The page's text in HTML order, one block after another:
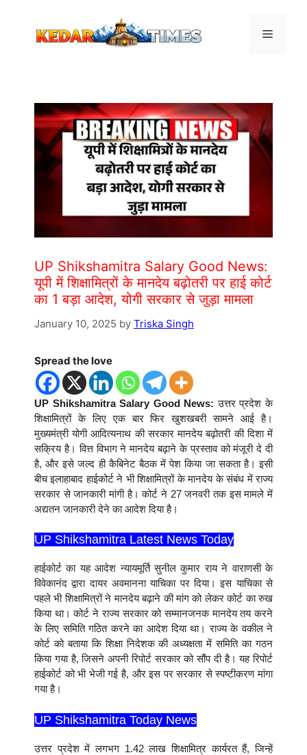
Menu
UP Shikshamitra Salary Good News:
यूपी में शिक्षामित्रों के मानदेय बढ़ोतरी पर हाई कोर्ट
का 1 बड़ा आदेश, योगी सरकार से जुड़ा मामला
January 10, 2025 by Triska Singh
Spread the love
UP Shikshamitra Salary Good News:उत्तर प्रदेश के
शिक्षामित्रों के लिए एक बार फिर खुशखबरी सामने आई है।
मुख्यमंत्री योगी आदित्यनाथ की सरकार मानदेय बढ़ोतरी की दिशा में
सक्रिय है। वित्त विभाग ने मानदेय बढ़ाने के प्रस्ताव को मंजूरी दे दी
है, और इसे जल्द ही कैबिनेट बैठक में पेश किया जा सकता है। इसी
बीच इलाहाबाद हाईकोर्ट ने भी शिक्षामित्रों के मानदेय के संबंध में राज्य
सरकार से जानकारी मांगी है। कोर्ट ने 27 जनवरी तक इस मामले में
अद्यतन जानकारी देने का आदेश दिया है।
UP Shikshamitra Latest News Today
हाईकोर्ट का यह आदेश न्यायमूर्ति सुनील कुमार राय ने वाराणसी के
विवेकानंद द्वारा दायर अवमानना याचिका पर दिया। इस याचिका से
पहले भी शिक्षामित्रों ने मानदेय बढ़ाने की मांग को लेकर कोर्ट का रुख
किया था। कोर्ट ने राज्य सरकार को सम्मानजनक मानदेय तय करने
के लिए समिति गठित करने का आदेश दिया था। राज्य के वकील ने
कोर्ट को बताया कि शिक्षा निदेशक की अध्यक्षता में समिति का गठन
किया गया है, जिसने अपनी रिपोर्ट सरकार को सौंप दी है। यह रिपोर्ट
हाईकोर्ट को भी भेजी गई है, और इस पर सरकार से स्पष्टीकरण मांगा
गया है।
UP Shikshamitra Today News
उत्तर प्रदेश में लगभग 1.42 लाख शिक्षामित्र कार्यरत हैं, जिन्हें